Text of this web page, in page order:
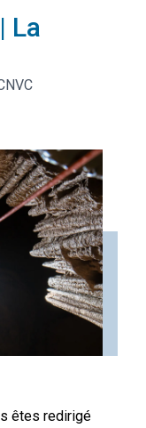
La
êtes redirigé